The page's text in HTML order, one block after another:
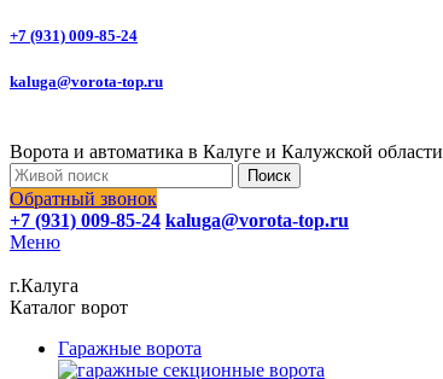
+7 (931) 009-85-24
kaluga@vorota-top.ru
Ворота и автоматика в Калуге и Калужской области
Поиск
Обратный звонок
+7 (931) 009-85-24 kaluga@vorota-top.ru
Меню
г.Калуга
Каталог ворот
Гаражные ворота